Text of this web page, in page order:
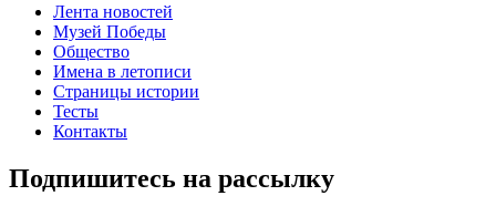
Лента новостей
Музей Победы
Общество
Имена в летописи
Страницы истории
Тесты
Контакты
Подпишитесь на рассылку